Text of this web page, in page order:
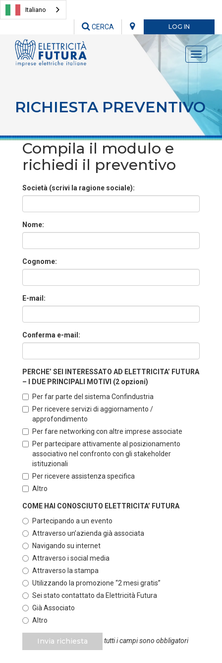
Italiano
LOG IN
CERCA
Toggle
RICHIESTA PREVENTIVO
Compila il modulo e
richiedi il preventivo
Società (scrivi la ragione sociale):
Nome:
Cognome:
E-mail:
Conferma e-mail:
PERCHE’ SEI INTERESSATO AD ELETTRICITA’ FUTURA
– I DUE PRINCIPALI MOTIVI (2 opzioni)
Per far parte del sistema Confindustria
Per ricevere servizi di aggiornamento /
approfondimento
Per fare networking con altre imprese associate
Per partecipare attivamente al posizionamento
associativo nel confronto con gli stakeholder
istituzionali
Per ricevere assistenza specifica
Altro
COME HAI CONOSCIUTO ELETTRICITA’ FUTURA
Partecipando a un evento
Attraverso un’azienda già associata
Navigando su internet
Attraverso i social media
Attraverso la stampa
Utilizzando la promozione “2 mesi gratis”
Sei stato contattato da Elettricità Futura
Già Associato
Altro
Invia richiesta tutti i campi sono obbligatori